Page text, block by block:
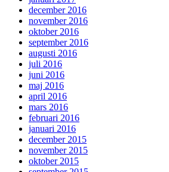
december 2016
november 2016
oktober 2016
september 2016
augusti 2016
juli 2016
juni 2016
maj 2016
april 2016
mars 2016
februari 2016
januari 2016
december 2015
november 2015
oktober 2015